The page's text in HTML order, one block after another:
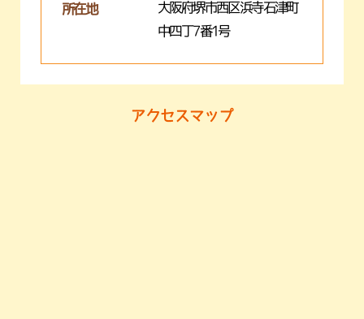
所在地
大阪府堺市西区浜寺石津町
中四丁7番1号
アクセスマップ